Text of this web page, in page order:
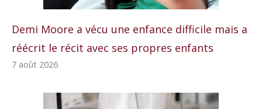
Demi Moore a vécu une enfance difficile mais a
réécrit le récit avec ses propres enfants
7 août 2026